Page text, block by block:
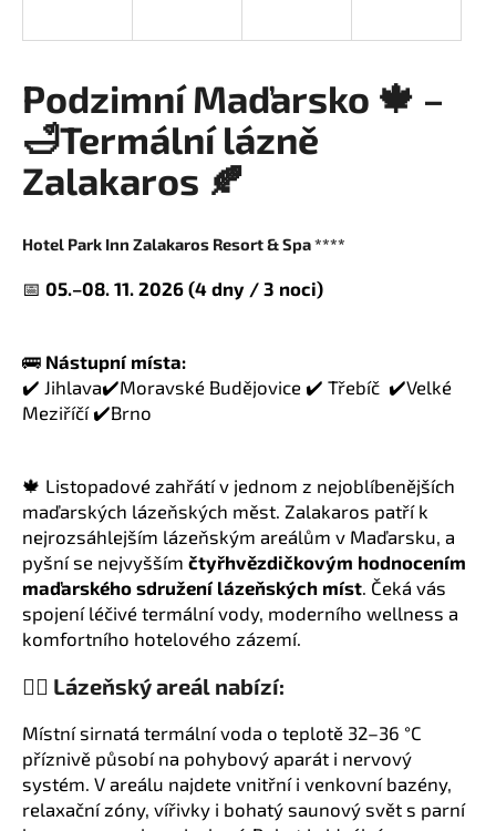
Podzimní Maďarsko 🍁 –
🛁Termální lázně
Zalakaros 🍂
Hotel Park Inn Zalakaros Resort & Spa ****
📅 05.–08. 11. 2026 (4 dny / 3 noci)
🚌 Nástupní místa:
✔️ Jihlava✔️Moravské Budějovice ✔️ Třebíč ✔️Velké
Meziříčí ✔️Brno
🍁 Listopadové zahřátí v jednom z nejoblíbenějších
maďarských lázeňských měst. Zalakaros patří k
nejrozsáhlejším lázeňským areálům v Maďarsku, a
pyšní se nejvyšším čtyřhvězdičkovým hodnocením
maďarského sdružení lázeňských míst. Čeká vás
spojení léčivé termální vody, moderního wellness a
komfortního hotelového zázemí.
🏊‍♂️ Lázeňský areál nabízí:
Místní sirnatá termální voda o teplotě 32–36 °C
příznivě působí na pohybový aparát i nervový
systém. V areálu najdete vnitřní i venkovní bazény,
relaxační zóny, vířivky i bohatý saunový svět s parní
í
t
?
HLEDAT
D
o
p
o
u
č
u
j
e
m
e